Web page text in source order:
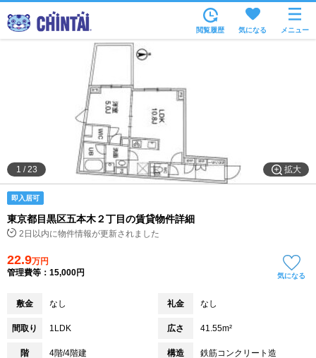
家賃相場から
通勤通学時間から
物件特集から
不動産会社から
閲覧履歴 気になる メニュー
拡大
1 /23
即入居可
東京都目黒区五本木２丁目の賃貸物件詳細
2日以内に物件情報が更新されました
22.9万円
管理費等：15,000円
気になる
敷金 なし 礼金 なし
間取り 1LDK 広さ 41.55m²
階 4階/4階建 構造 鉄筋コンクリート造